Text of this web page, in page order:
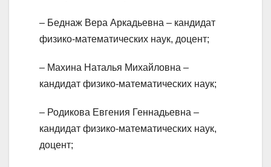
– Беднаж Вера Аркадьевна – кандидат
физико-математических наук, доцент;
– Махина Наталья Михайловна –
кандидат физико-математических наук;
– Родикова Евгения Геннадьевна –
кандидат физико-математических наук,
доцент;